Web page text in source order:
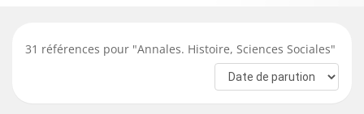
31 références pour "Annales. Histoire, Sciences Sociales"